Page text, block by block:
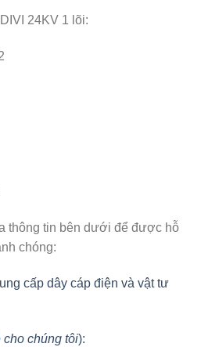
24KV 1 lõi:
thông tin bên dưới để được hỗ
chóng:
cấp dây cáp điện và vật tư
cho chúng tôi):